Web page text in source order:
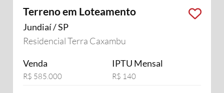
Terreno em Loteamento
Jundiaí / SP
Residencial Terra Caxambu
Venda
R$ 585.000
IPTU Mensal
R$ 140